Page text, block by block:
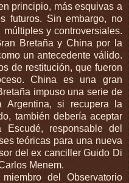
principio, más esquivas a
futuros. Sin embargo, no
y controversiales.
Bretaña y China por la
un antecedente válido.
de restitución, que fueron
China es una gran
impuso una serie de
Argentina, si recupera la
también debería aceptar
Escudé, responsable del
teóricas para una nueva
del ex canciller Guido Di
Menem.
del Observatorio